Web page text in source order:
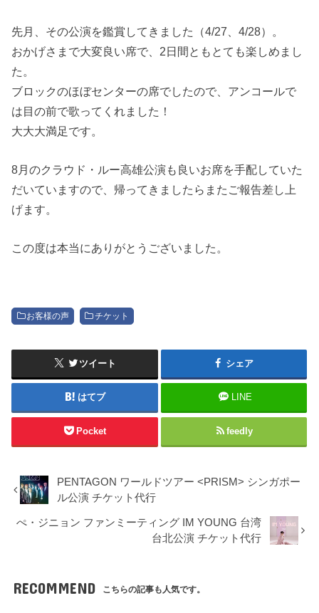
先月、その公演を鑑賞してきました（4/27、4/28）。
おかげさまで大変良い席で、2日間ともとても楽しめまし
た。
ブロックのほぼセンターの席でしたので、アンコールで
は目の前で歌ってくれました！
大大大満足です。
8月のクラウド・ルー高雄公演も良いお席を手配していた
だいていますので、帰ってきましたらまたご報告差し上
げます。
この度は本当にありがとうございました。
お客様の声 チケット
ツイート シェア
はてブ LINE
Pocket feedly
PENTAGON ワールドツアー <PRISM> シンガポー
ル公演 チケット代行
ぺ・ジニョン ファンミーティング IM YOUNG 台湾
台北公演 チケット代行
RECOMMEND こちらの記事も人気です。